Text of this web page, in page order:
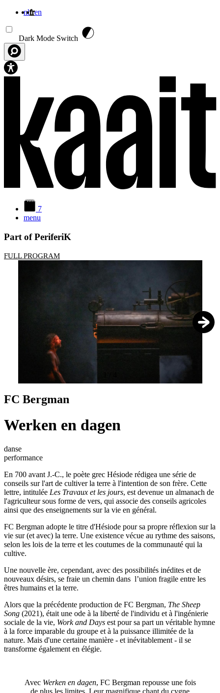
nlfren
Dark Mode Switch
7
menu
Part of PeriferiK
FULL PROGRAM
FC Bergman
Werken en dagen
danse
performance
En 700 avant J.-C., le poète grec Hésiode rédigea une série de
conseils sur l'art de cultiver la terre à l'intention de son frère. Cette
lettre, intitulée Les Travaux et les jours, est devenue un almanach de
l'agriculteur sous forme de vers, qui associe des conseils agricoles
ainsi que des enseignements sur la vie en général.
FC Bergman adopte le titre d'Hésiode pour sa propre réflexion sur la
vie sur (et avec) la terre. Une existence vécue au rythme des saisons,
selon les lois de la terre et les coutumes de la communauté qui la
cultive.
Une nouvelle ère, cependant, avec des possibilités inédites et de
nouveaux désirs, se fraie un chemin dans l’union fragile entre les
êtres humains et la terre.
Alors que la précédente production de FC Bergman, The Sheep
Song (2021), était une ode à la liberté de l'individu et à l'ingénierie
sociale de la vie, Work and Days est pour sa part un véritable hymne
à la force imparable du groupe et à la puissance illimitée de la
nature. Mais d'une certaine manière - et inévitablement - il se
transforme également en élégie.
Avec Werken en dagen, FC Bergman repousse une fois
de plus les limites. Leur magnifique chant du cygne